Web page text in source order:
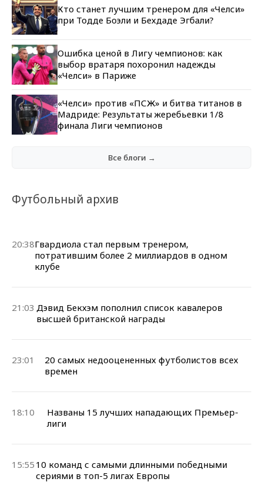
Кто станет лучшим тренером для «Челси»
при Тодде Боэли и Бехдаде Эгбали?
Ошибка ценой в Лигу чемпионов: как
выбор вратаря похоронил надежды
«Челси» в Париже
«Челси» против «ПСЖ» и битва титанов в
Мадриде: Результаты жеребьевки 1/8
финала Лиги чемпионов
Все блоги →
Футбольный архив
20:38Гвардиола стал первым тренером,
потратившим более 2 миллиардов в одном
клубе
21:03 Дэвид Бекхэм пополнил список кавалеров
высшей британской награды
23:01
20 самых недооцененных футболистов всех
времен
18:10
Названы 15 лучших нападающих Премьер-
лиги
15:55 10 команд с самыми длинными победными
сериями в топ-5 лигах Европы